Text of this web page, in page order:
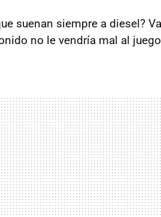
suenan siempre a diesel?
no le vendría mal al